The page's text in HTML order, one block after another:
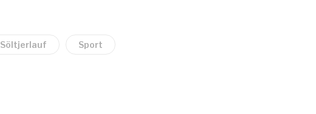
Söltjerlauf Sport